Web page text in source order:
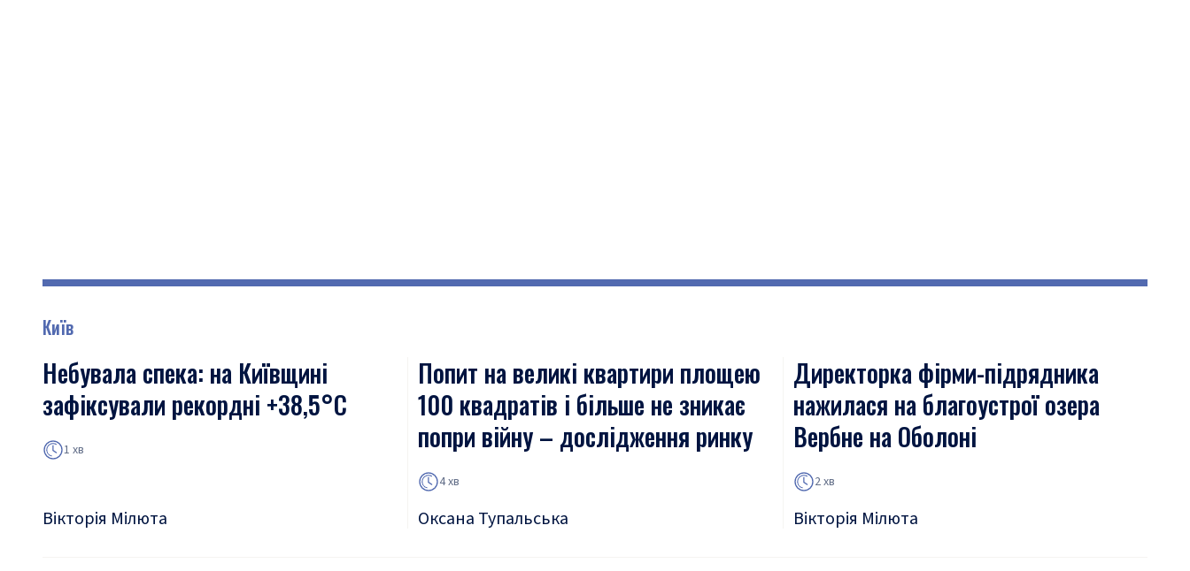
Київ
Небувала спека: на Київщині
зафіксували рекордні +38,5°С
1 хв
Вікторія Мілюта
Попит на великі квартири площею
100 квадратів і більше не зникає
попри війну – дослідження ринку
4 хв
Оксана Тупальська
Директорка фірми-підрядника
нажилася на благоустрої озера
Вербне на Оболоні
2 хв
Вікторія Мілюта